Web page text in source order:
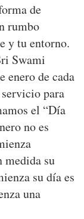
de
rumbo
y tu entorno.
Swami
enero de cada
para
el “Día
no es
medida su
su día es
una